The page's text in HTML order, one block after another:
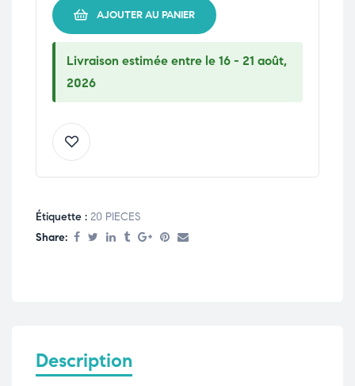
AJOUTER AU PANIER
Livraison estimée entre le 16 - 21 août,
2026
Étiquette : 20 PIECES
Share:
Description